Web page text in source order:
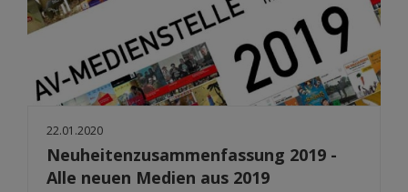
22.01.2020
Neuheitenzusammenfassung 2019 -
Alle neuen Medien aus 2019